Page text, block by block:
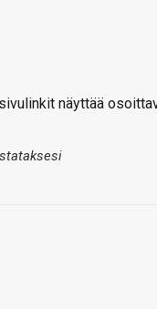
näyttää